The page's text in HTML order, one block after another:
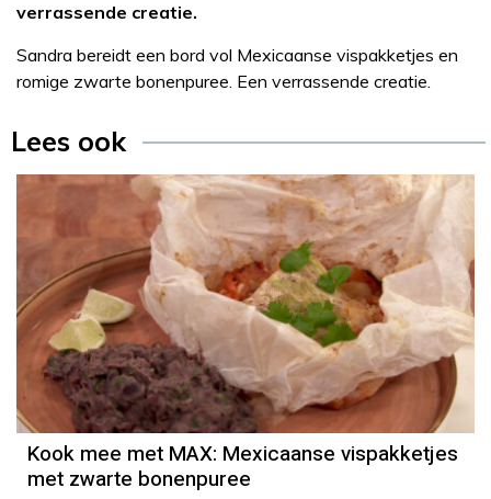
verrassende creatie.
Sandra bereidt een bord vol Mexicaanse vispakketjes en
romige zwarte bonenpuree. Een verrassende creatie.
Lees ook
Kook mee met MAX: Mexicaanse vispakketjes
met zwarte bonenpuree